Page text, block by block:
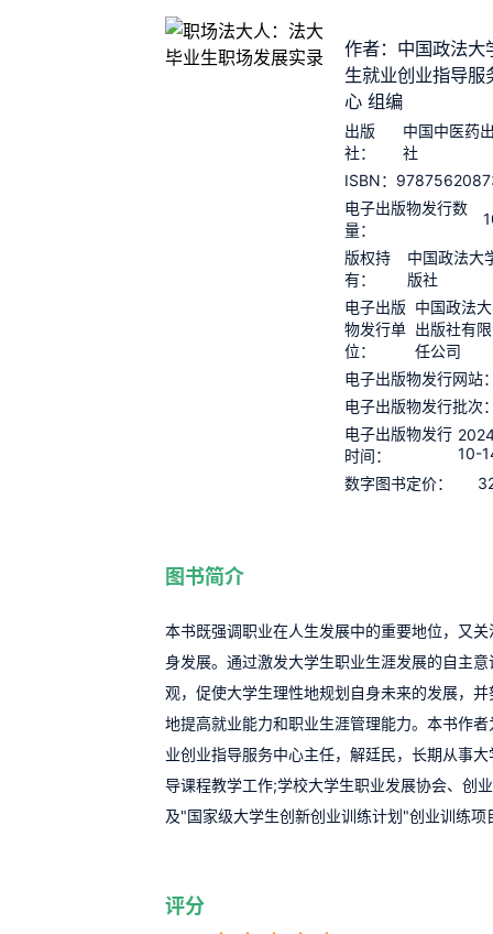
作者：中国政法大
生就业创业指导服
心 组编
出版
社：
中国中医药
社
ISBN：
电子出版物发行数
量：
版权持
有：
中国政法大
版社
电子出版
物发行单
位：
中国政法
出版社有
任公司
电子出版物发行网站
电子出版物发行批次
电子出版物发行
时间：
10-
数字图书定价：
图书简介
本书既强调职业在人生发展中的重要地位，又
身发展。通过激发大学生职业生涯发展的自主
观，促使大学生理性地规划自身未来的发展，
地提高就业能力和职业生涯管理能力。本书作
业创业指导服务中心主任，解廷民，长期从事
导课程教学工作;学校大学生职业发展协会、创
及"国家级大学生创新创业训练计划"创业训练项
评分